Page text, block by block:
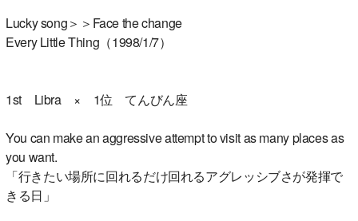
Lucky song＞＞Face the change
Every Little Thing（1998/1/7）
1st Libra × 1位 てんびん座
You can make an aggressive attempt to visit as many places as
you want.
「行きたい場所に回れるだけ回れるアグレッシブさが発揮で
きる日」